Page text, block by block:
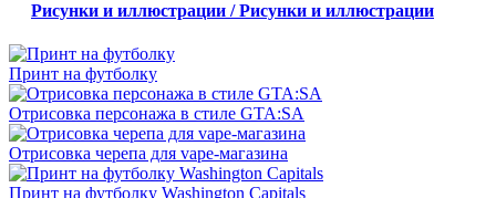
Рисунки и иллюстрации / Рисунки и иллюстрации
Принт на футболку
Отрисовка персонажа в стиле GTA:SA
Отрисовка черепа для vape-магазина
Принт на футболку Washington Capitals